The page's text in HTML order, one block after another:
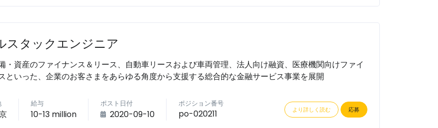
スタックエンジニア
・資産のファイナンス＆リース、自動車リースおよび車両管理、法人向け融資、医療機関向けファイ
といった、企業のお客さまをあらゆる角度から支援する総合的な金融サービス事業を展開
給与
10-13 million
ポスト日付
2020-09-10
ポジション番号
po-020211 より詳しく読む 応募